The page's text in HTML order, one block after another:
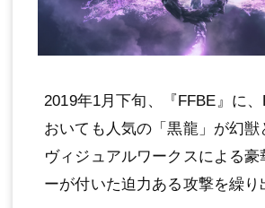
2019年1月下旬、『FFBE』に
おいても人気の「黒龍」が幻獣
ヴィジュアルワークスによる豪
ーが付いた迫力ある攻撃を繰り